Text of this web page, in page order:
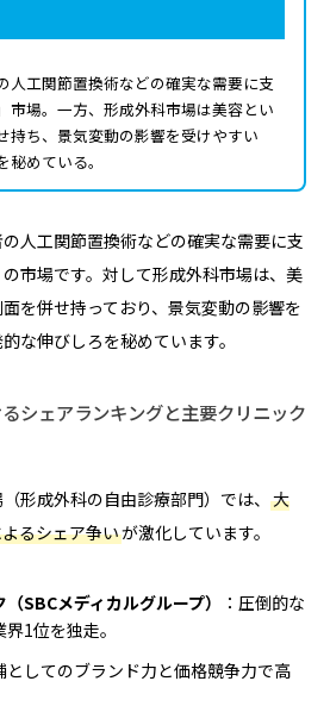
人工関節置換術などの確実な需要に支
市場。一方、形成外科市場は美容とい
持ち、景気変動の影響を受けやすい
めている。
人工関節置換術などの確実な需要に支
市場です。対して形成外科市場は、美
を併せ持っており、景気変動の影響を
な伸びしろを秘めています。
シェアランキングと主要クリニック
形成外科の自由診療部門）では、 大
るシェア争いが激化しています。
SBCメディカルグループ）
：圧倒的な
1位を独走。
としてのブランド力と価格競争力で高